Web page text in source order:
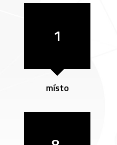
1
místo